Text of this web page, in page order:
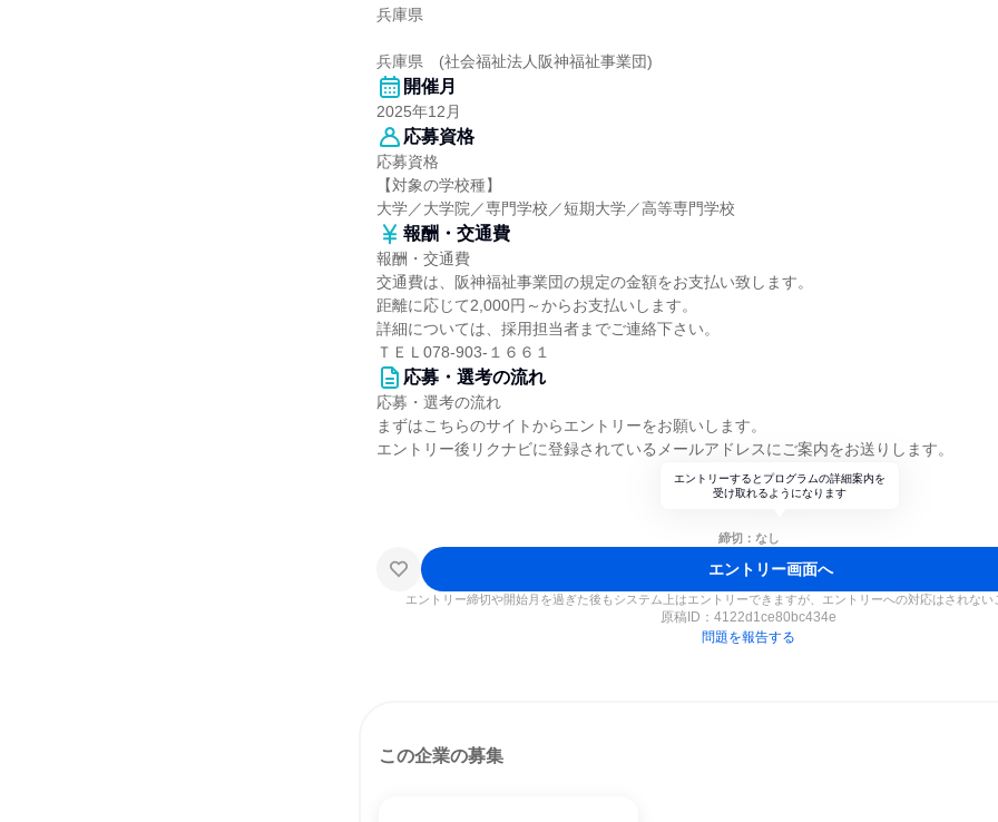
兵庫県
兵庫県 (社会福祉法人阪神福祉事業団)
開催月
2025年12月
応募資格
応募資格
【対象の学校種】
大学／大学院／専門学校／短期大学／高等専門学校
報酬・交通費
報酬・交通費
交通費は、阪神福祉事業団の規定の金額をお支払い致します。
距離に応じて2,000円～からお支払いします。
詳細については、採用担当者までご連絡下さい。
ＴＥＬ078-903-１６６１
応募・選考の流れ
応募・選考の流れ
まずはこちらのサイトからエントリーをお願いします。
エントリー後リクナビに登録されているメールアドレスにご案内をお送りします。
エントリーするとプログラムの詳細案内を
受け取れるようになります
締切：なし
エントリー画面へ
エントリー締切や開始月を過ぎた後もシステム上はエントリーできますが、エントリーへの対応はされない
原稿ID： 4122d1ce80bc434e
問題を報告する
この企業の募集